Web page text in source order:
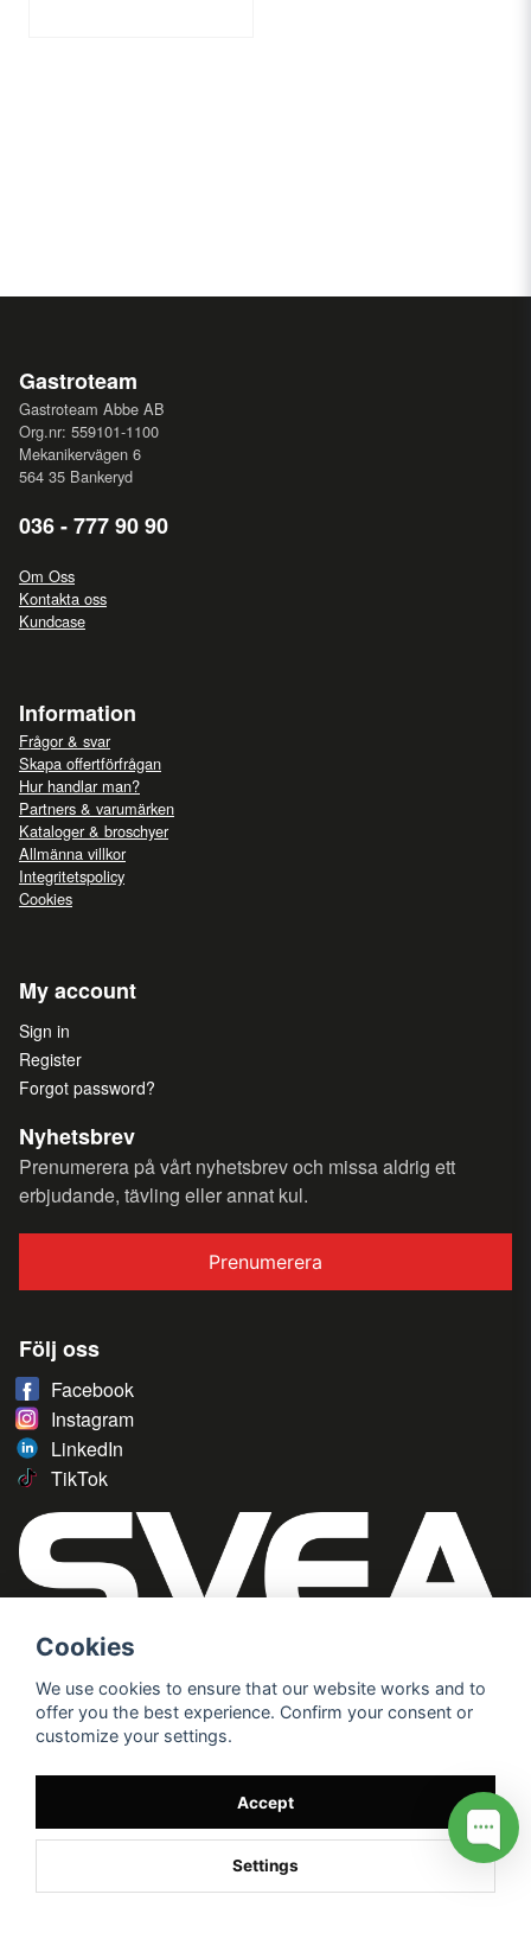
Gastroteam
Gastroteam Abbe AB
Org.nr: 559101-1100
Mekanikervägen 6
564 35 Bankeryd
036 - 777 90 90
Om Oss
Kontakta oss
Kundcase
Information
Frågor & svar
Skapa offertförfrågan
Hur handlar man?
Partners & varumärken
Kataloger & broschyer
Allmänna villkor
Integritetspolicy
Cookies
My account
Sign in
Register
Forgot password?
Nyhetsbrev
Prenumerera på vårt nyhetsbrev och missa aldrig ett
erbjudande, tävling eller annat kul.
Prenumerera
Följ oss
Facebook
Instagram
LinkedIn
TikTok
Cookies
We use cookies to ensure that our website works and to
offer you the best experience. Confirm your consent or
customize your settings.
Accept
Settings